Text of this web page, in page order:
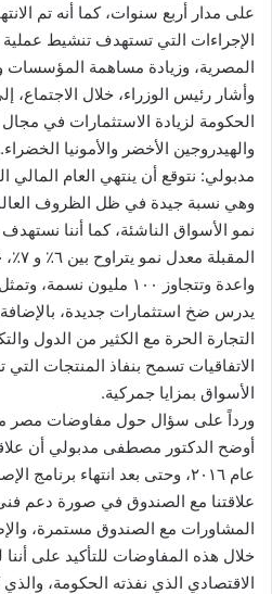
على مدار أربع سنوات، كما أنه تم
الإجراءات التي تستهدف تنشيط عملية
المصرية، وزيادة مساهمة المؤسسات
وأشار رئيس الوزراء، خلال الاجتماع،
الحكومة لزيادة الاستثمارات في
والهيدروجين الأخضر والأمونيا
وهي نسبة جيدة في ظل الظروف
نمو الأسواق الناشئة، كما أننا
واعدة وتتجاوز ١٠٠ مليون
يدرس ضخ استثمارات جديدة، بالإضافة
التجارة الحرة مع الكثير من الدول
الاتفاقيات تسمح بنفاذ المنتجات
الأسواق بمزايا جمركية.
ورداً على سؤال حول مفاوضات مصر
أوضح الدكتور مصطفى مدبولي أن
عام ٢٠١٦، وحتى بعد انتهاء
علاقتنا مع الصندوق في صورة دعم
المشاورات مع الصندوق مستمرة،
خلال هذه المفاوضات للتأكيد على
الاقتصادي الذي نفذته الحكومة،